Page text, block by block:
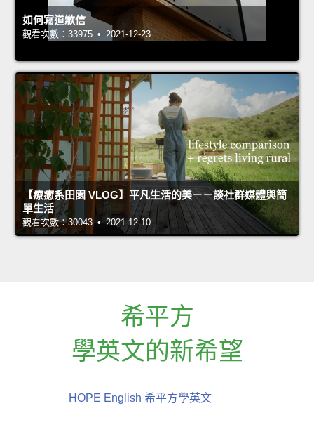
如何寫道歉信
觀看次數：33975 • 2021-12-23
【療癒系田園 VLOG】平凡生活的美－－談社群媒體與簡
單生活
觀看次數：30043 • 2021-12-10
希平方
學英文的新希望
HOPE English 希平方學英文